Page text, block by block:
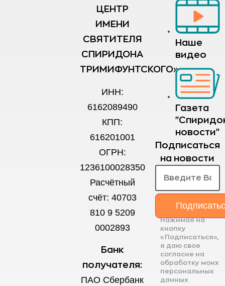
ЦЕНТР
ИМЕНИ
СВЯТИТЕЛЯ
СПИРИДОНА
ТРИМИФУНТСКОГО»
ИНН:
6162089490
КПП:
616201001
ОГРН:
1236100028350
Расчётный
счёт: 40703
810 9 5209
0002893
Банк
получателя:
ПАО Сбербанк
Наше
видео
Газета
новости"
Подписаться
на новости
Нажимая на
кнопку
«Подписаться»,
я даю свое
согласие на
обработку моих
персональных
данных